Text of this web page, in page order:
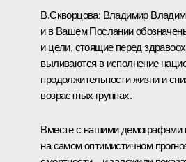
В.Скворцова: Владимир
и в Вашем Послании
и цели, стоящие перед
выливаются в исполнение
продолжительности жизни и
возрастных группах.
Вместе с нашими демографами
на самом оптимистичном